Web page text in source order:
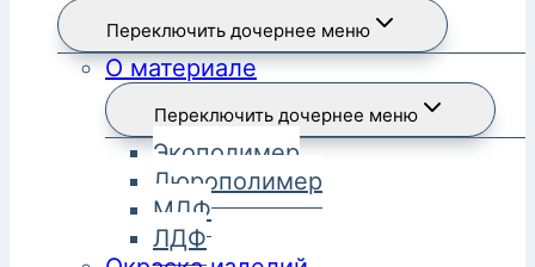
Переключить дочернее меню
О материале
Переключить дочернее меню
Экополимер
Дюрополимер
МДФ
ЛДФ